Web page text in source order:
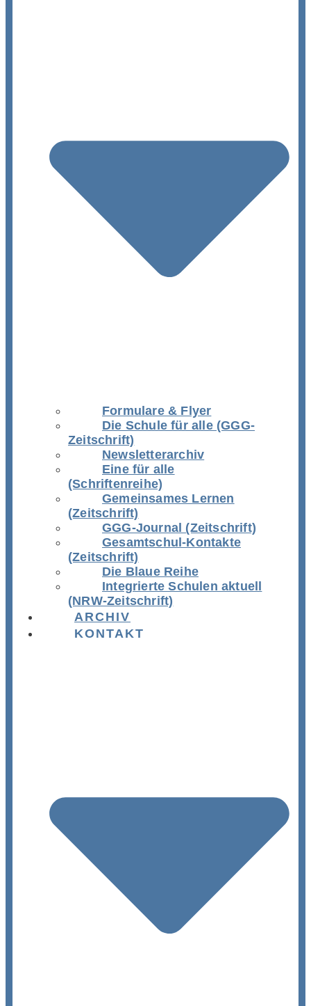
Formulare & Flyer
Die Schule für alle (GGG-
Zeitschrift)
Newsletterarchiv
Eine für alle
(Schriftenreihe)
Gemeinsames Lernen
(Zeitschrift)
GGG-Journal (Zeitschrift)
Gesamtschul-Kontakte
(Zeitschrift)
Die Blaue Reihe
Integrierte Schulen aktuell
(NRW-Zeitschrift)
ARCHIV
KONTAKT